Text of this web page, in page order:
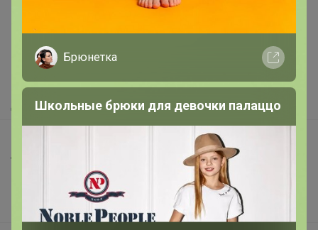
Как здесь все устроено?
Как сделать заказ?
Как получить?
Доставка
Торговые марки
Наша команда
В наличии
Брюнетка
Школьные брюки для девочки палаццо